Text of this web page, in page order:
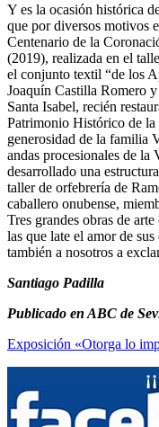
Y es la ocasión histórica
que por diversos motivos
Centenario de la
(2019), realizada en el
el conjunto textil “de los
Joaquín Castilla Romero
Santa Isabel, recién
Patrimonio Histórico de la
generosidad de la familia
andas procesionales de
desarrollado una
taller de orfebrería de
caballero onubense,
Tres grandes obras de
las que late el amor de
también a nosotros a
Santiago Padilla
Publicado en ABC de
Exposición «Otorga lo